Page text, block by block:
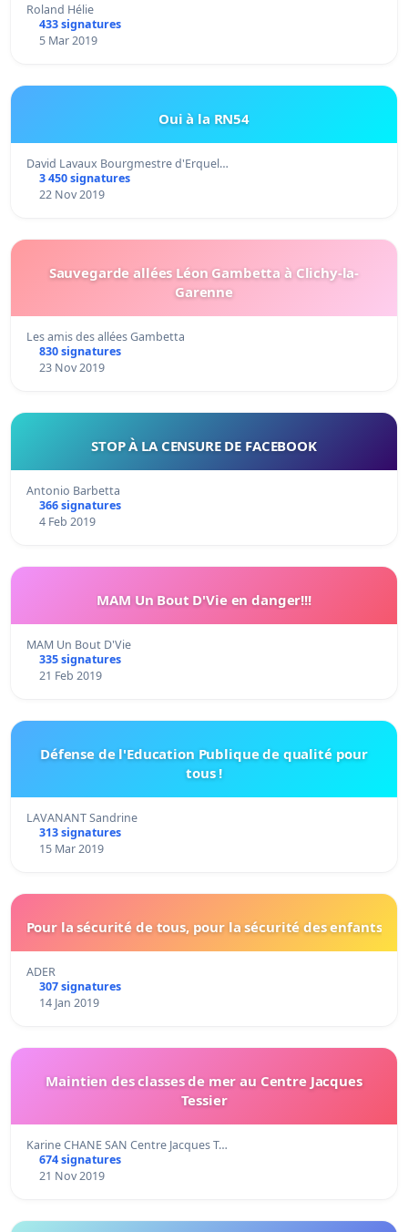
Roland Hélie
433 signatures
5 Mar 2019
Oui à la RN54
David Lavaux Bourgmestre d'Erquel…
3 450 signatures
22 Nov 2019
Sauvegarde allées Léon Gambetta à Clichy-la-
Garenne
Les amis des allées Gambetta
830 signatures
23 Nov 2019
STOP À LA CENSURE DE FACEBOOK
Antonio Barbetta
366 signatures
4 Feb 2019
MAM Un Bout D'Vie en danger!!!
MAM Un Bout D'Vie
335 signatures
21 Feb 2019
Défense de l'Education Publique de qualité pour
tous !
LAVANANT Sandrine
313 signatures
15 Mar 2019
Pour la sécurité de tous, pour la sécurité des enfants
ADER
307 signatures
14 Jan 2019
Maintien des classes de mer au Centre Jacques
Tessier
Karine CHANE SAN Centre Jacques T…
674 signatures
21 Nov 2019